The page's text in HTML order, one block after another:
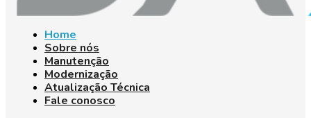
Home
Sobre nós
Manutenção
Modernização
Atualização Técnica
Fale conosco